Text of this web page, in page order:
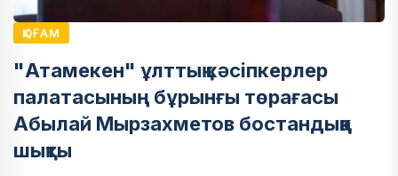
ҚОҒАМ
"Атамекен" ұлттық кәсіпкерлер
палатасының бұрынғы төрағасы
Абылай Мырзахметов бостандыққа
шықты